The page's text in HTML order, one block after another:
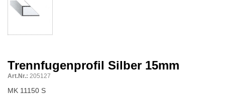
Trennfugenprofil Silber 15mm
Art.Nr.: 205127
MK 11150 S